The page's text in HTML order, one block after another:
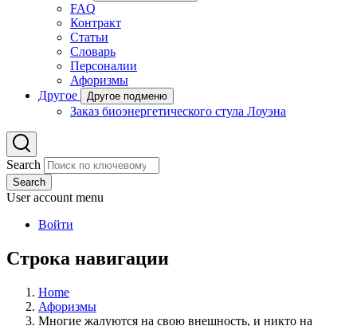
FAQ
Контракт
Статьи
Словарь
Персоналии
Афоризмы
Другое
Другое подменю
Заказ биоэнергетического стула Лоуэна
Search
Search
User account menu
Войти
Строка навигации
Home
Афоризмы
Многие жалуются на свою внешность, и никто на